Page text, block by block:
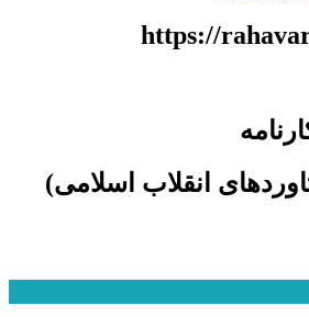
https://
انقلاب اسلامی​)